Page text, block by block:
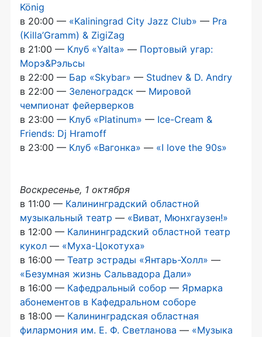
König
в 20:00 — «Kaliningrad City Jazz Club» — Pra
(Killa’Gramm) & ZigiZag
в 21:00 — Клуб «Yalta» — Портовый угар:
Морэ&Рэльсы
в 22:00 — Бар «Skybar» — Studnev & D. Andry
в 22:00 — Зеленоградск — Мировой
чемпионат фейерверков
в 23:00 — Клуб «Platinum» — Ice-Cream &
Friends: Dj Hramoff
в 23:00 — Клуб «Вагонка» — «I love the 90s»
Воскресенье, 1 октября
в 11:00 — Калининградский областной
музыкальный театр — «Виват, Мюнхгаузен!»
в 12:00 — Калининградский областной театр
кукол — «Муха-Цокотуха»
в 16:00 — Театр эстрады «Янтарь-Холл» —
«Безумная жизнь Сальвадора Дали»
в 16:00 — Кафедральный собор — Ярмарка
абонементов в Кафедральном соборе
в 18:00 — Калининградская областная
филармония им. Е. Ф. Светланова — «Музыка